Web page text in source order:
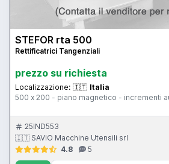
STEFOR rta 500
Rettificatrici Tangenziali
prezzo su richiesta
Localizzazione: 🇮🇹 Italia
500 x 200 - piano magnetico - incrementi
25IND553
🇮🇹 SAVIO Macchine Utensili srl
4.8
5